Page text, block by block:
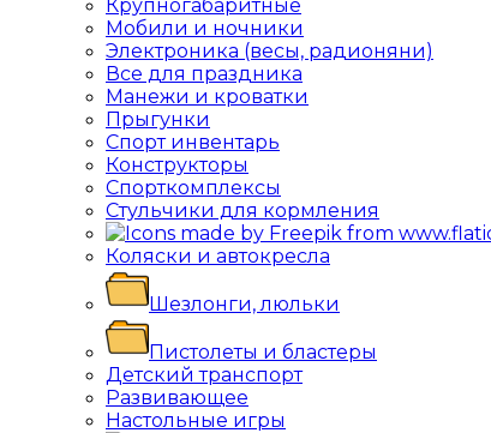
Крупногабаритные
Мобили и ночники
Электроника (весы, радионяни)
Все для праздника
Манежи и кроватки
Прыгунки
Спорт инвентарь
Конструкторы
Спорткомплексы
Стульчики для кормления
Коляски и автокресла
Шезлонги, люльки
Пистолеты и бластеры
Детский транспорт
Развивающее
Настольные игры